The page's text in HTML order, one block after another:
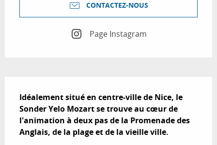
CONTACTEZ-NOUS
Page Instagram
Idéalement situé en centre-ville de Nice, le
Sonder Yelo Mozart se trouve au cœur de
l'animation à deux pas de la Promenade des
Anglais, de la plage et de la vieille ville.